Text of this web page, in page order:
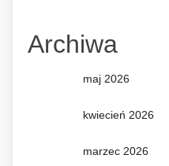
Archiwa
maj 2026
kwiecień 2026
marzec 2026